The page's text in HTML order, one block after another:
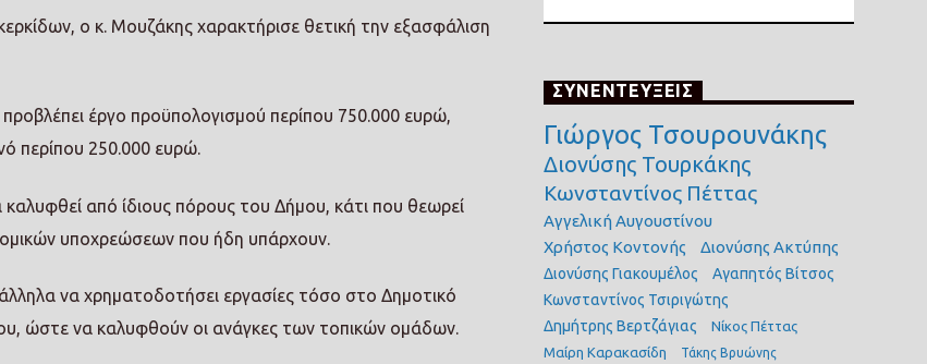
ο κ. Μουζάκης χαρακτήρισε θετική την εξασφάλιση
έργο προϋπολογισμού περίπου 750.000 ευρώ,
περίπου 250.000 ευρώ.
από ίδιους πόρους του Δήμου, κάτι που θεωρεί
υποχρεώσεων που ήδη υπάρχουν.
να χρηματοδοτήσει εργασίες τόσο στο Δημοτικό
ώστε να καλυφθούν οι ανάγκες των τοπικών ομάδων.
ΣΥΝΕΝΤΕΥΞΕΙΣ
Γιώργος Τσουρουνάκης
Διονύσης Τουρκάκης
Κωνσταντίνος Πέττας
Αγγελική Αυγουστίνου
Χρήστος Κοντονής
Διονύσης Ακτύπης
Διονύσης Γιακουμέλος
Αγαπητός Βίτσος
Κωνσταντίνος Τσιριγώτης
Δημήτρης Βερτζάγιας
Νίκος Πέττας
Μαίρη Καρακασίδη
Τάκης Βρυώνης